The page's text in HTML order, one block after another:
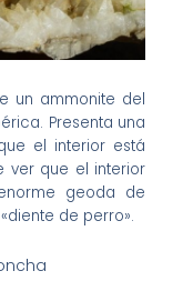
un ammonite del
Presenta una
el interior está
ver que el interior
geoda de
de perro».